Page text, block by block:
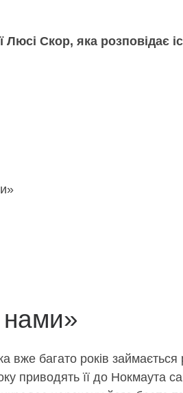
Люсі Скор, яка розповідає
нами»
вже багато років
приводять її до Нокмаута